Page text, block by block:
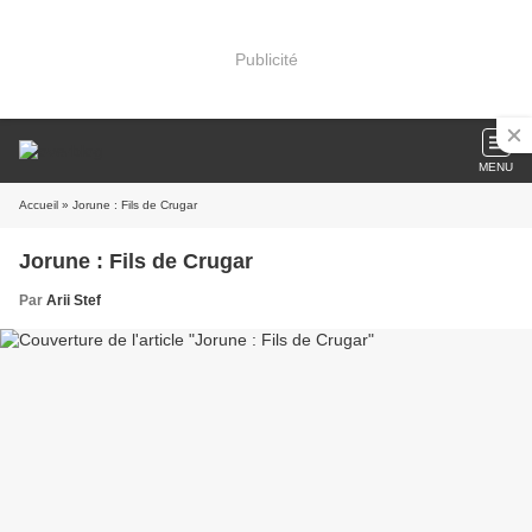
Publicité
MENU
Accueil » Jorune : Fils de Crugar
Jorune : Fils de Crugar
Par Arii Stef